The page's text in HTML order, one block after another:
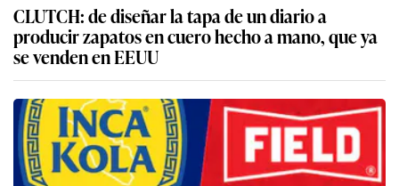
CLUTCH: de diseñar la tapa de un diario a
producir zapatos en cuero hecho a mano, que ya
se venden en EEUU